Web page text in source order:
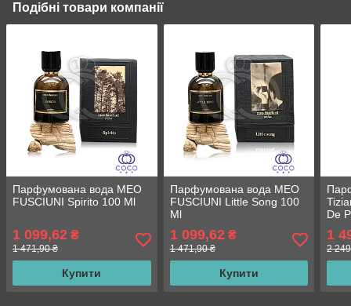
Подібні товари компанії
Парфумована вода MEO
FUSCIUNI Spirito 100 Ml
1 099,62 ₴
1 471,90 ₴
Купити
Парфумована вода MEO
FUSCIUNI Little Song 100
Ml
1 099,62₴
1 471,90 ₴
Купити
De
1
2